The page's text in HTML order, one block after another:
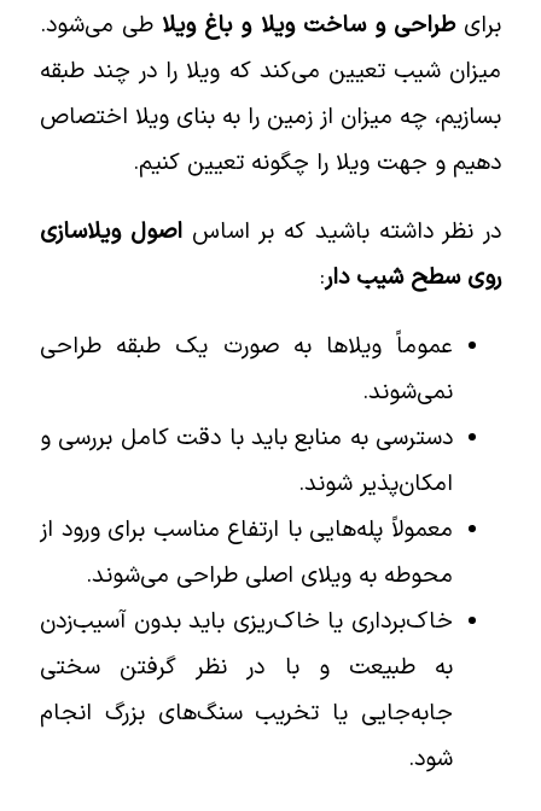
برایطراحی و ساخت ویلا و باغ ویلاطی می‌شود.
میزان شیب تعیین می‌کند که ویلا را در چند طبقه
بسازیم، چه میزان از زمین را به بنای ویلا اختصاص
دهیم و جهت ویلا را چگونه تعیین کنیم.
در نظر داشته باشید که بر اساساصول ویلاسازی
روی سطح شیب دار:
عموماً ویلاها به صورت یک طبقه طراحی
نمی‌شوند.
دسترسی به منابع باید با دقت کامل بررسی و
امکان‌پذیر شوند.
معمولاً پله‌هایی با ارتفاع مناسب برای ورود از
محوطه به ویلای اصلی طراحی می‌شوند.
خاک‌برداری یا خاک‌ریزی باید بدون آسیب‌زدن
به طبیعت و با در نظر گرفتن سختی
جابه‌جایی یا تخریب سنگ‌های بزرگ انجام
شود.